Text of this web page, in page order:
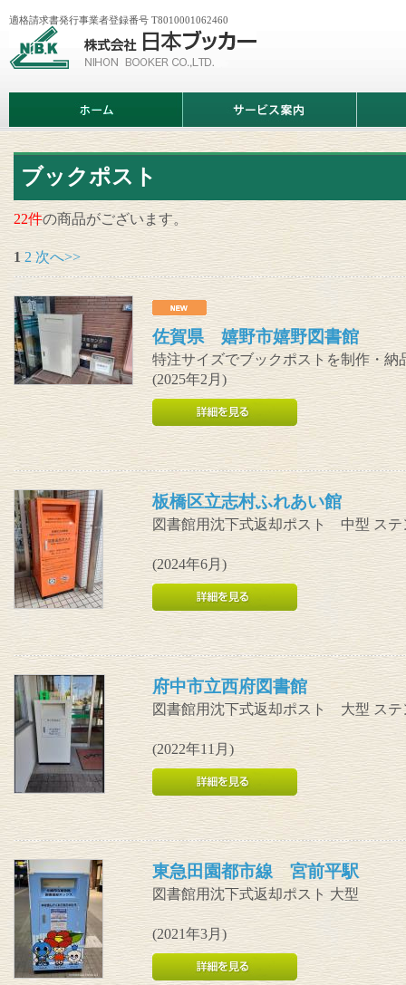
会
日
ッ
カ
適格請求書発行事業者登録番号 T8010001062460
ム
ビ
案
情
ブックポスト
22件の商品がございます。
1 2 次へ>>
佐賀県 嬉野市嬉野図書館
特注サイズでブックポストを制作・納
(2025年2月)
板橋区立志村ふれあい館
図書館用沈下式返却ポスト 中型 ステ
(2024年6月)
府中市立西府図書館
図書館用沈下式返却ポスト 大型 ステ
(2022年11月)
東急田園都市線 宮前平駅
図書館用沈下式返却ポスト 大型
(2021年3月)